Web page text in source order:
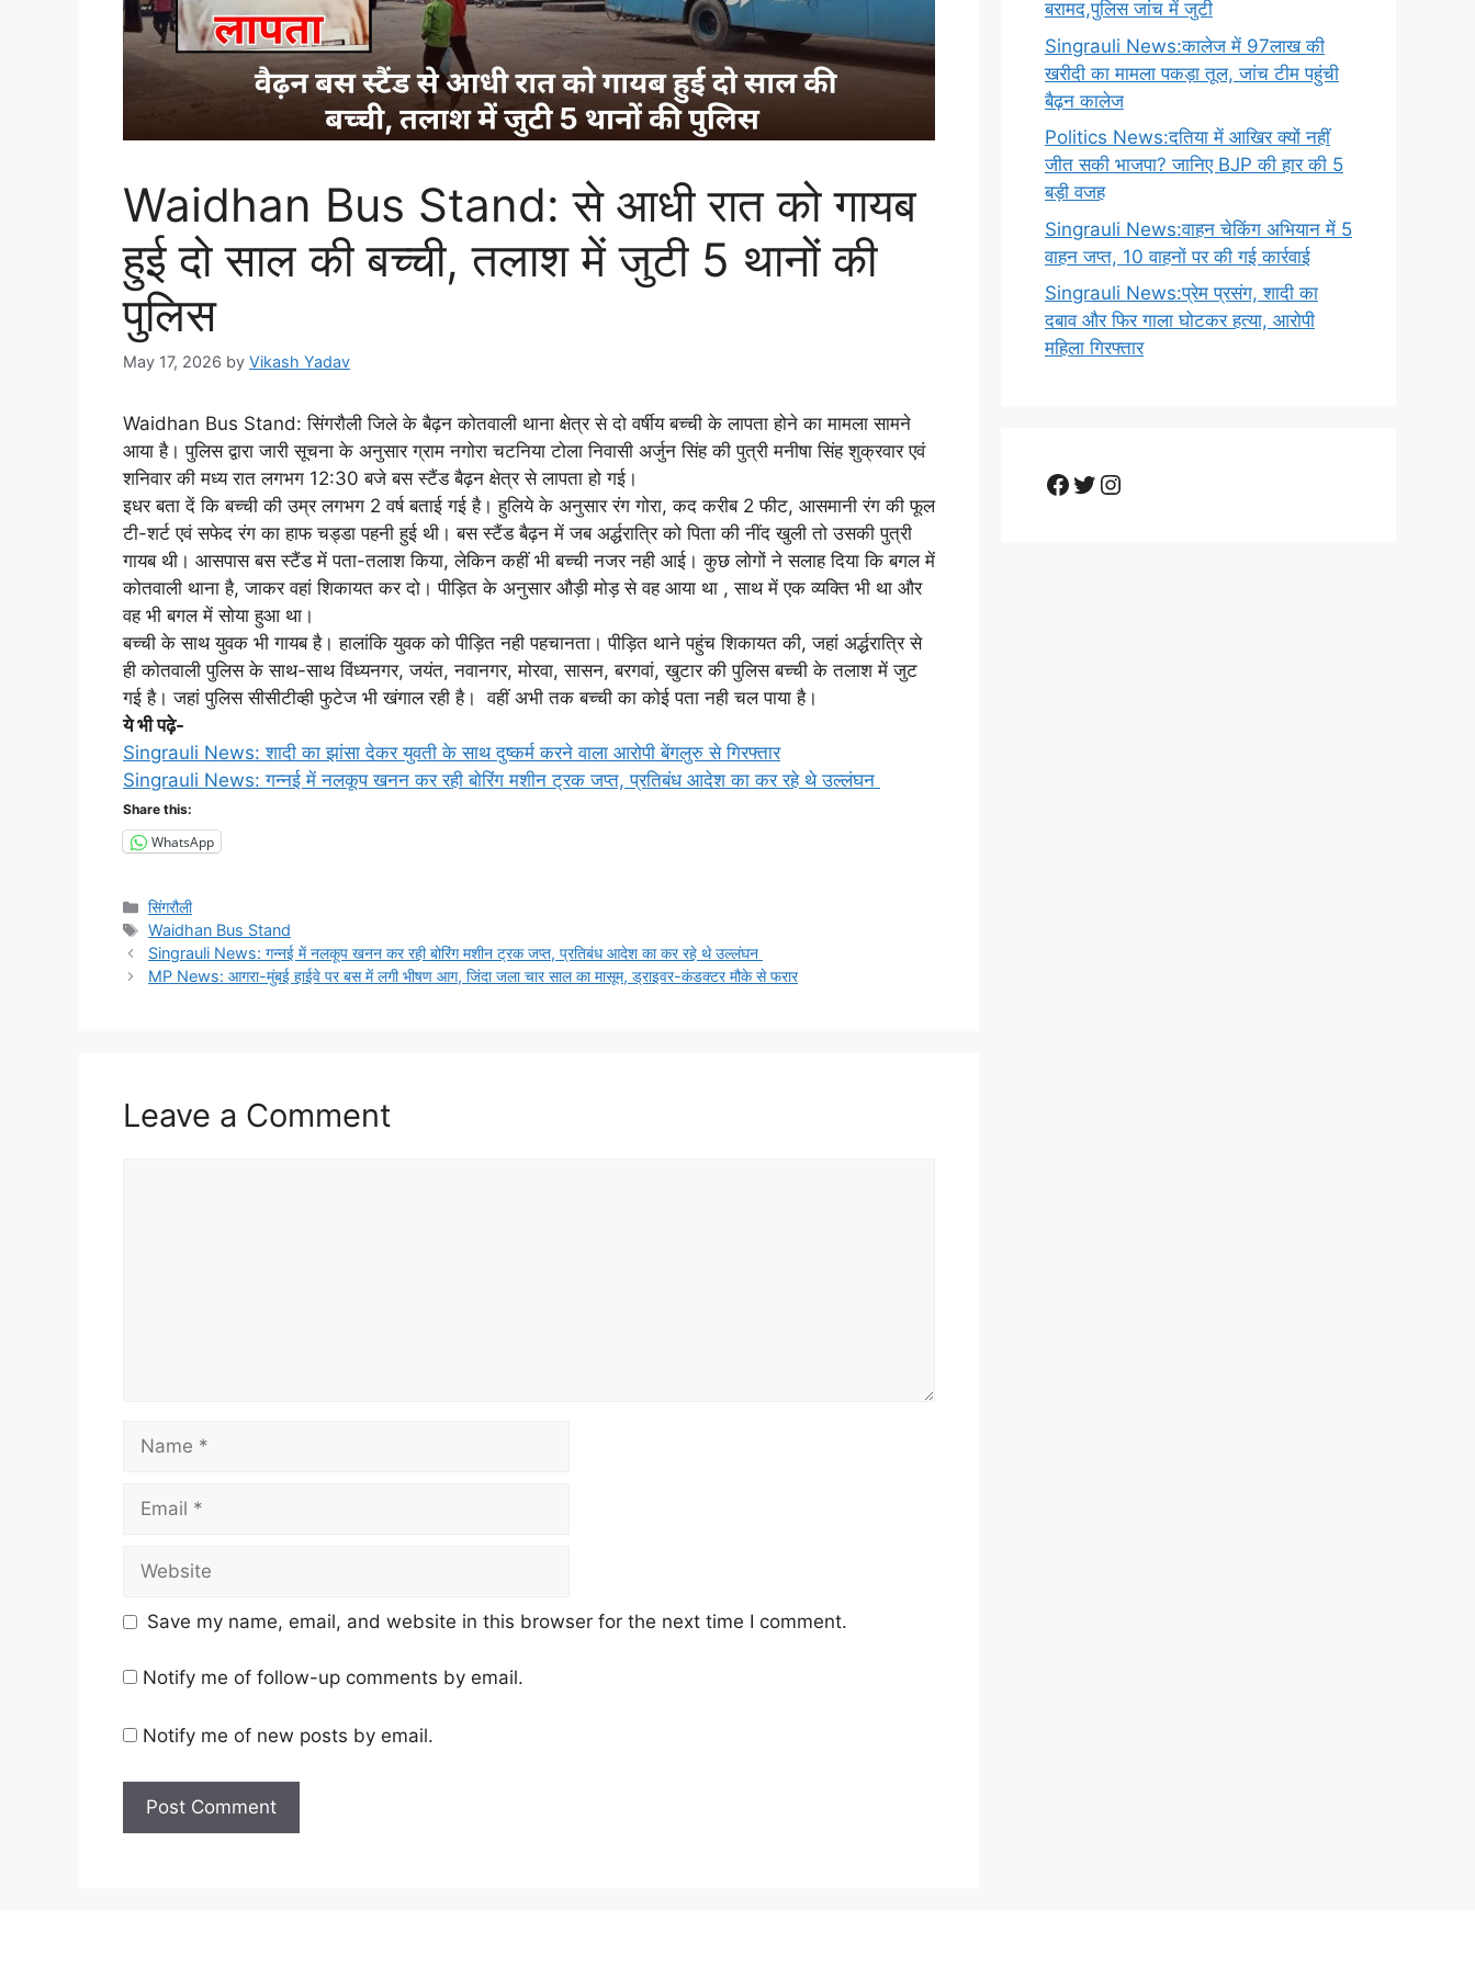
Waidhan Bus Stand: से आधी रात को गायब
हुई दो साल की बच्ची, तलाश में जुटी 5 थानों की
पुलिस
May 17, 2026 by Vikash Yadav
Waidhan Bus Stand: सिंगरौली जिले के बैढ़न कोतवाली थाना क्षेत्र से दो वर्षीय बच्ची के लापता होने का मामला सामने
आया है। पुलिस द्वारा जारी सूचना के अनुसार ग्राम नगोरा चटनिया टोला निवासी अर्जुन सिंह की पुत्री मनीषा सिंह शुक्रवार एवं
शनिवार की मध्य रात लगभग 12:30 बजे बस स्टैंड बैढ़न क्षेत्र से लापता हो गई।
इधर बता दें कि बच्ची की उम्र लगभग 2 वर्ष बताई गई है। हुलिये के अनुसार रंग गोरा, कद करीब 2 फीट, आसमानी रंग की फूल
टी-शर्ट एवं सफेद रंग का हाफ चड्डा पहनी हुई थी। बस स्टैंड बैढ़न में जब अर्द्धरात्रि को पिता की नींद खुली तो उसकी पुत्री
गायब थी। आसपास बस स्टैंड में पता-तलाश किया, लेकिन कहीं भी बच्ची नजर नही आई। कुछ लोगों ने सलाह दिया कि बगल में
कोतवाली थाना है, जाकर वहां शिकायत कर दो। पीड़ित के अनुसार औड़ी मोड़ से वह आया था , साथ में एक व्यक्ति भी था और
वह भी बगल में सोया हुआ था।
बच्ची के साथ युवक भी गायब है। हालांकि युवक को पीड़ित नही पहचानता। पीड़ित थाने पहुंच शिकायत की, जहां अर्द्धरात्रि से
ही कोतवाली पुलिस के साथ-साथ विंध्यनगर, जयंत, नवानगर, मोरवा, सासन, बरगवां, खुटार की पुलिस बच्ची के तलाश में जुट
गई है। जहां पुलिस सीसीटीव्ही फुटेज भी खंगाल रही है। वहीं अभी तक बच्ची का कोई पता नही चल पाया है।
ये भी पढ़े-
Singrauli News: शादी का झांसा देकर युवती के साथ दुष्कर्म करने वाला आरोपी बेंगलुरु से गिरफ्तार
Singrauli News: गन्नई में नलकूप खनन कर रही बोरिंग मशीन ट्रक जप्त, प्रतिबंध आदेश का कर रहे थे उल्लंघन
Share this:
WhatsApp
Categories
सिंगरौली
Tags
Waidhan Bus Stand
Singrauli News: गन्नई में नलकूप खनन कर रही बोरिंग मशीन ट्रक जप्त, प्रतिबंध आदेश का कर रहे थे उल्लंघन
MP News: आगरा-मुंबई हाईवे पर बस में लगी भीषण आग, जिंदा जला चार साल का मासूम, ड्राइवर-कंडक्टर मौके से फरार
Leave a Comment
Name
Email
Website
Save my name, email, and website in this browser for the next time I comment.
Notify me of follow-up comments by email.
Notify me of new posts by email.
बरामद,पुलिस जांच में जुटी
Singrauli News:कालेज में 97लाख की
खरीदी का मामला पकड़ा तूल, जांच टीम पहुंची
बैढ़न कालेज
Politics News:दतिया में आखिर क्यों नहीं
जीत सकी भाजपा? जानिए BJP की हार की 5
बड़ी वजह
Singrauli News:वाहन चेकिंग अभियान में 5
वाहन जप्त, 10 वाहनों पर की गई कार्रवाई
Singrauli News:प्रेम प्रसंग, शादी का
दबाव और फिर गाला घोटकर हत्या, आरोपी
महिला गिरफ्तार
Facebook
Twitter
Instagram